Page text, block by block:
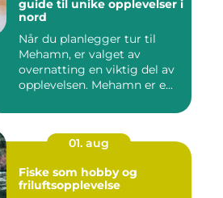
guide til unike opplevelser i
nord
Når du planlegger tur til
Mehamn, er valget av
overnatting en viktig del av
opplevelsen. Mehamn er e...
01. aug
Fiske som hobby og
friluftsopplevelse